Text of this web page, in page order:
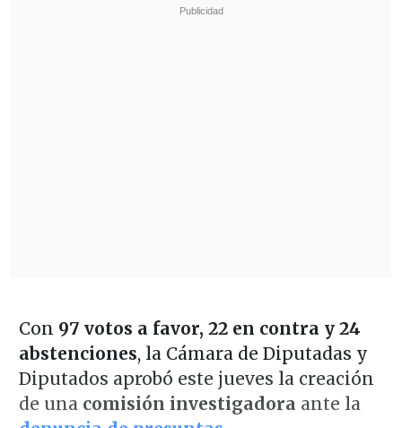
Con 97 votos a favor, 22 en contra y 24
abstenciones, la Cámara de Diputadas y
Diputados aprobó este jueves la creación
de una comisión investigadora ante la